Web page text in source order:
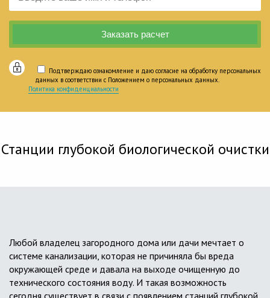
Подтверждаю ознакомление и даю согласие на обработку персональных
данных в соответствии с Положением о персональных данных.
Политика конфиденциальности
Станции глубокой биологической очистки
Любой владелец загородного дома или дачи мечтает о
системе канализации, которая не причиняла бы вреда
окружающей среде и давала на выходе очищенную до
технического состояния воду. И такая возможность
сегодня существует в связи с появлением станций глубокой